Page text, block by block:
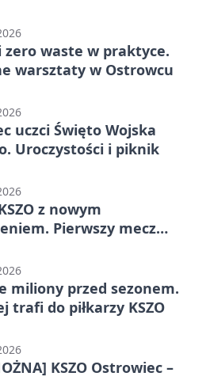
zero waste w praktyce.
warsztaty w Ostrowcu
uczci Święto Wojska
Uroczystości i piknik
z nowym
Pierwszy mecz
miliony przed sezonem.
trafi do piłkarzy KSZO
KSZO Ostrowiec –